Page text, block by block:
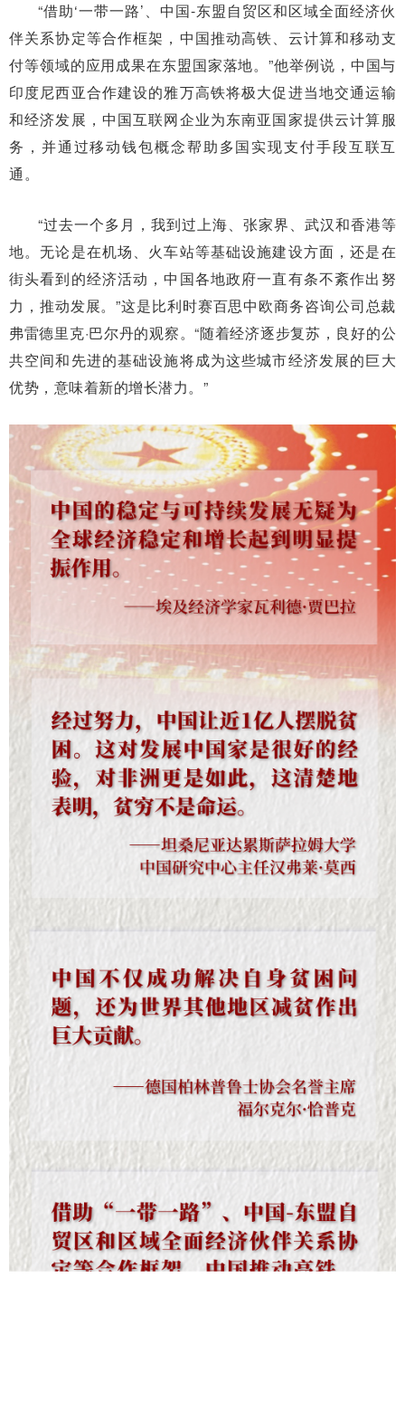
“借助‘一带一路’、中国-东盟自贸区和区域全面经济伙
伴关系协定等合作框架，中国推动高铁、云计算和移动支
付等领域的应用成果在东盟国家落地。”他举例说，中国与
印度尼西亚合作建设的雅万高铁将极大促进当地交通运输
和经济发展，中国互联网企业为东南亚国家提供云计算服
务，并通过移动钱包概念帮助多国实现支付手段互联互
通。
“过去一个多月，我到过上海、张家界、武汉和香港等
地。无论是在机场、火车站等基础设施建设方面，还是在
街头看到的经济活动，中国各地政府一直有条不紊作出努
力，推动发展。”这是比利时赛百思中欧商务咨询公司总裁
弗雷德里克·巴尔丹的观察。“随着经济逐步复苏，良好的公
共空间和先进的基础设施将成为这些城市经济发展的巨大
优势，意味着新的增长潜力。”